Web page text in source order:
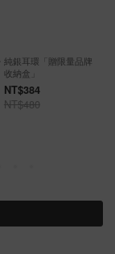
純銀耳環「贈限量品牌
收納盒」
NT$384
NT$480